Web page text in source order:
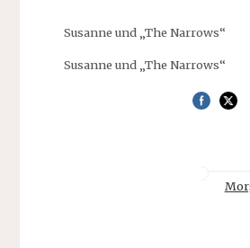
Susanne und „The Narrows“
Susanne und „The Narrows“